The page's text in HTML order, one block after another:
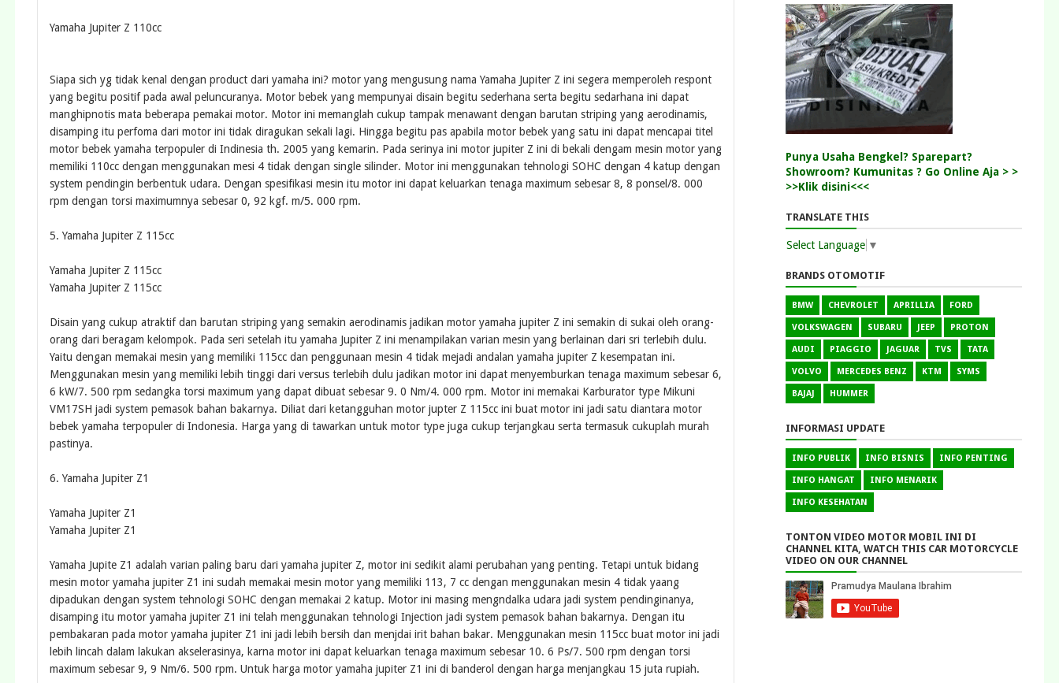
Yamaha Jupiter Z 110cc
Siapa sich yg tidak kenal dengan product dari yamaha ini? motor yang mengusung nama Yamaha Jupiter Z ini segera memperoleh respont
yang begitu positif pada awal peluncuranya. Motor bebek yang mempunyai disain begitu sederhana serta begitu sedarhana ini dapat
manghipnotis mata beberapa pemakai motor. Motor ini memanglah cukup tampak menawant dengan barutan striping yang aerodinamis,
disamping itu perfoma dari motor ini tidak diragukan sekali lagi. Hingga begitu pas apabila motor bebek yang satu ini dapat mencapai titel
motor bebek yamaha terpopuler di Indinesia th. 2005 yang kemarin. Pada serinya ini motor jupiter Z ini di bekali dengam mesin motor yang
memiliki 110cc dengan menggunakan mesi 4 tidak dengan single silinder. Motor ini menggunakan tehnologi SOHC dengan 4 katup dengan
system pendingin berbentuk udara. Dengan spesifikasi mesin itu motor ini dapat keluarkan tenaga maximum sebesar 8, 8 ponsel/8. 000
rpm dengan torsi maximumnya sebesar 0, 92 kgf. m/5. 000 rpm.
5. Yamaha Jupiter Z 115cc
Yamaha Jupiter Z 115cc
Yamaha Jupiter Z 115cc
Disain yang cukup atraktif dan barutan striping yang semakin aerodinamis jadikan motor yamaha jupiter Z ini semakin di sukai oleh orang-
orang dari beragam kelompok. Pada seri setelah itu yamaha Jupiter Z ini menampilakan varian mesin yang berlainan dari sri terlebih dulu.
Yaitu dengan memakai mesin yang memiliki 115cc dan penggunaan mesin 4 tidak mejadi andalan yamaha jupiter Z kesempatan ini.
Menggunakan mesin yang memiliki lebih tinggi dari versus terlebih dulu jadikan motor ini dapat menyemburkan tenaga maximum sebesar 6,
6 kW/7. 500 rpm sedangka torsi maximum yang dapat dibuat sebesar 9. 0 Nm/4. 000 rpm. Motor ini memakai Karburator type Mikuni
VM17SH jadi system pemasok bahan bakarnya. Diliat dari ketangguhan motor jupter Z 115cc ini buat motor ini jadi satu diantara motor
bebek yamaha terpopuler di Indonesia. Harga yang di tawarkan untuk motor type juga cukup terjangkau serta termasuk cukuplah murah
pastinya.
6. Yamaha Jupiter Z1
Yamaha Jupiter Z1
Yamaha Jupiter Z1
Yamaha Jupite Z1 adalah varian paling baru dari yamaha jupiter Z, motor ini sedikit alami perubahan yang penting. Tetapi untuk bidang
mesin motor yamaha jupiter Z1 ini sudah memakai mesin motor yang memiliki 113, 7 cc dengan menggunakan mesin 4 tidak yaang
dipadukan dengan system tehnologi SOHC dengan memakai 2 katup. Motor ini masing mengndalka udara jadi system pendinginanya,
disamping itu motor yamaha jupiter Z1 ini telah menggunakan tehnologi Injection jadi system pemasok bahan bakarnya. Dengan itu
pembakaran pada motor yamaha jupiter Z1 ini jadi lebih bersih dan menjdai irit bahan bakar. Menggunakan mesin 115cc buat motor ini jadi
lebih lincah dalam lakukan akselerasinya, karna motor ini dapat keluarkan tenaga maximum sebesar 10. 6 Ps/7. 500 rpm dengan torsi
maximum sebesar 9, 9 Nm/6. 500 rpm. Untuk harga motor yamaha jupiter Z1 ini di banderol dengan harga menjangkau 15 juta rupiah.
Punya Usaha Bengkel? Sparepart?
Showroom? Kumunitas ? Go Online Aja > >
>>Klik disini<<<
TRANSLATE THIS
Select Language ▼
BRANDS OTOMOTIF
BMW CHEVROLET APRILLIA FORD
VOLKSWAGEN SUBARU JEEP PROTON
AUDI PIAGGIO JAGUAR TVS TATA
VOLVO MERCEDES BENZ KTM SYMS
BAJAJ HUMMER
INFORMASI UPDATE
INFO PUBLIK INFO BISNIS INFO PENTING
INFO HANGAT INFO MENARIK
INFO KESEHATAN
TONTON VIDEO MOTOR MOBIL INI DI
CHANNEL KITA, WATCH THIS CAR MOTORCYCLE
VIDEO ON OUR CHANNEL